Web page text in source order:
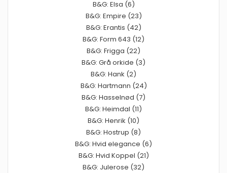
B&G: Elsa (6)
B&G: Empire (23)
B&G: Erantis (42)
B&G: Form 643 (12)
B&G: Frigga (22)
B&G: Grå orkide (3)
B&G: Hank (2)
B&G: Hartmann (24)
B&G: Hasselnød (7)
B&G: Heimdal (11)
B&G: Henrik (10)
B&G: Hostrup (8)
B&G: Hvid elegance (6)
B&G: Hvid Koppel (21)
B&G: Julerose (32)